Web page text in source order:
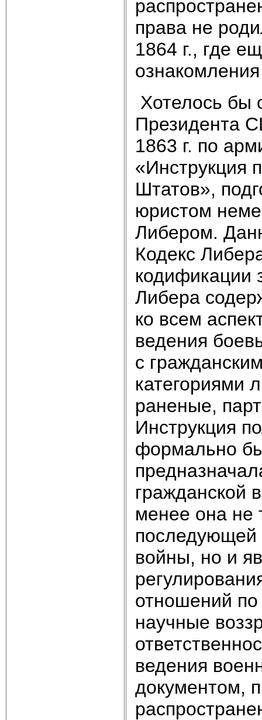
права не
1864 г., где
Хотелось бы
Президента
1863 г. по
«Инструкция
Штатов»,
юристом
Либером.
Кодекс
кодификации
Либера
ко всем
ведения
с
категориями
раненые,
Инструкция
формально
гражданской
менее она не
последующей
войны, но и
отношений
научные
ведения
документом,